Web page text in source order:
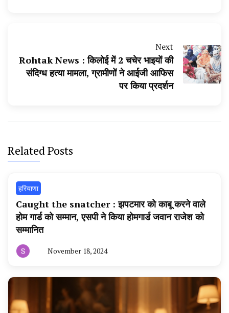
Next
Rohtak News : किलोई में 2 चचेर भाइयों की
संदिग्ध हत्या मामला, ग्रामीणों ने आईजी आफिस
पर किया प्रदर्शन
Related Posts
हरियाणा
Caught the snatcher : झपटमार को काबू करने वाले
होम गार्ड को सम्मान, एसपी ने किया होमगार्ड जवान राजेश को
सम्मानित
टूडे
November 18, 2024